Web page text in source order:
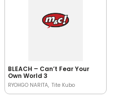
BLEACH – Can’t Fear Your
Own World 3
RYOHGO NARITA Tite Kubo